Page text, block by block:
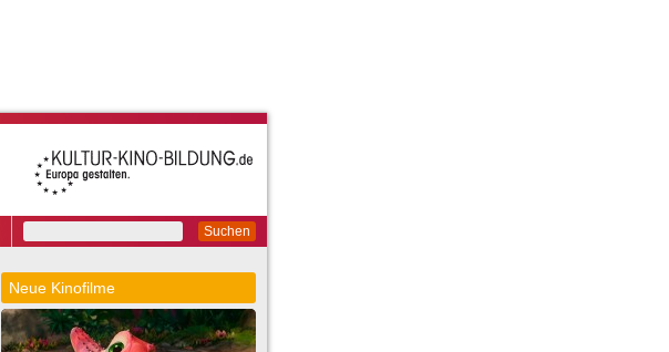
Suchen
Neue Kinofilme